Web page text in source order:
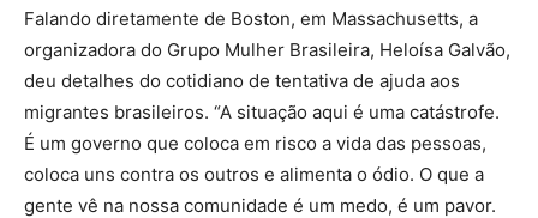
Falando diretamente de Boston, em Massachusetts, a
organizadora do Grupo Mulher Brasileira, Heloísa Galvão,
deu detalhes do cotidiano de tentativa de ajuda aos
migrantes brasileiros. “A situação aqui é uma catástrofe.
É um governo que coloca em risco a vida das pessoas,
coloca uns contra os outros e alimenta o ódio. O que a
gente vê na nossa comunidade é um medo, é um pavor.